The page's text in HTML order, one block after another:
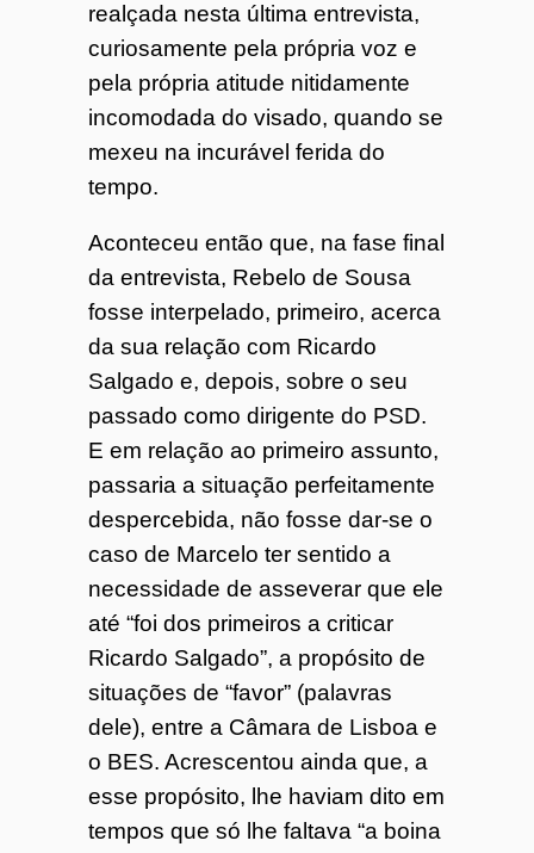
realçada nesta última entrevista,
curiosamente pela própria voz e
pela própria atitude nitidamente
incomodada do visado, quando se
mexeu na incurável ferida do
tempo.
Aconteceu então que, na fase final
da entrevista, Rebelo de Sousa
fosse interpelado, primeiro, acerca
da sua relação com Ricardo
Salgado e, depois, sobre o seu
passado como dirigente do PSD.
E em relação ao primeiro assunto,
passaria a situação perfeitamente
despercebida, não fosse dar-se o
caso de Marcelo ter sentido a
necessidade de asseverar que ele
até “foi dos primeiros a criticar
Ricardo Salgado”, a propósito de
situações de “favor” (palavras
dele), entre a Câmara de Lisboa e
o BES. Acrescentou ainda que, a
esse propósito, lhe haviam dito em
tempos que só lhe faltava “a boina